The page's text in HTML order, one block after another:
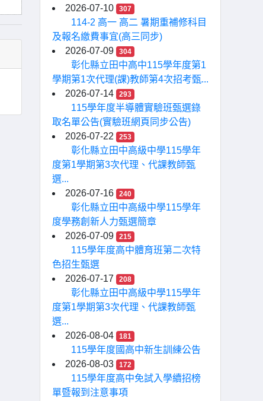
2026-07-10
307
114-2 高一 高二 暑期重補修科目
及報名繳費事宜(高三同步)
2026-07-09
304
彰化縣立田中高中115學年度第1
學期第1次代理(課)教師第4次招考甄...
2026-07-14
293
115學年度半導體實驗班甄選錄
取名單公告(實驗班網頁同步公告)
2026-07-22
253
彰化縣立田中高級中學115學年
度第1學期第3次代理、代課教師甄
選...
2026-07-16
240
彰化縣立田中高級中學115學年
度學務創新人力甄選簡章
2026-07-09
215
115學年度高中體育班第二次特
色招生甄選
2026-07-17
208
彰化縣立田中高級中學115學年
度第1學期第3次代理、代課教師甄
選...
2026-08-04
181
115學年度國高中新生訓練公告
2026-08-03
172
115學年度高中免試入學續招榜
單暨報到注意事項